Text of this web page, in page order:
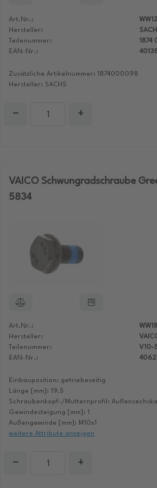
Art.Nr.:
Hersteller:
Teilenummer:
1874
EAN-Nr.:
Zusätzliche Artikelnummer: 1874000098
Hersteller: SACHS
− +
VAICO Schwungradschraube
5834
Art.Nr.:
Hersteller:
Teilenummer:
V10-
EAN-Nr.:
Einbauposition: getriebeseitig
Länge [mm]: 19,5
Schraubenkopf-/Mutternprofil:
Gewindesteigung [mm]: 1
Außengewinde [mm]: M10x1
weitere Attribute anzeigen
− +